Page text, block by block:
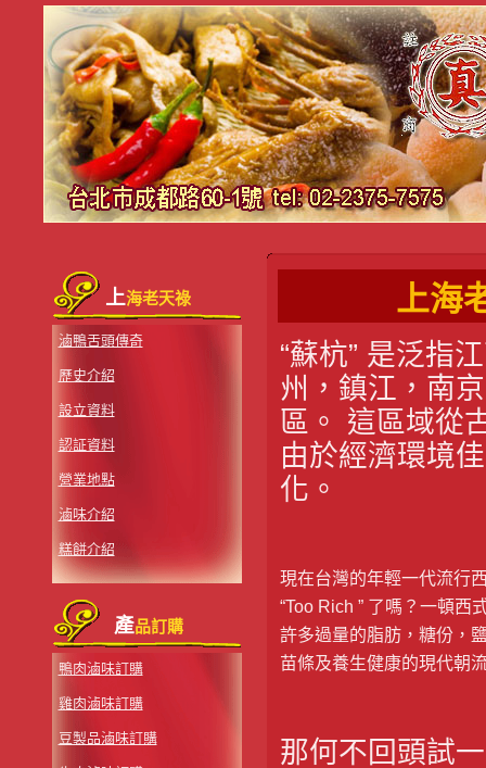
上海老天祿
滷鴨舌頭傳奇
歷史介紹
設立資料
認証資料
營業地點
滷味介紹
糕餅介紹
產品訂購
鴨肉滷味訂購
雞肉滷味訂購
豆製品滷味訂購
上海
“蘇杭” 是泛指
州，鎮江，南
區。 這區域從
由於經濟環境
化。
現在台灣的年輕一代流行
“Too Rich ” 了嗎？一頓西
許多過量的脂肪，糖份，
苗條及養生健康的現代朝
那何不回頭試